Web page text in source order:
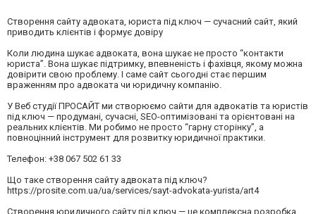
Створення сайту адвоката, юриста під ключ — сучасний сайт, який
приводить клієнтів і формує довіру
Коли людина шукає адвоката, вона шукає не просто “контакти
юриста”. Вона шукає підтримку, впевненість і фахівця, якому можна
довірити свою проблему. І саме сайт сьогодні стає першим
враженням про адвоката чи юридичну компанію.
У Веб студії ПРОСАЙТ ми створюємо сайти для адвокатів та юристів
під ключ — продумані, сучасні, SEO-оптимізовані та орієнтовані на
реальних клієнтів. Ми робимо не просто “гарну сторінку”, а
повноцінний інструмент для розвитку юридичної практики.
Телефон: +38 067 502 61 33
Що таке створення сайту адвоката під ключ?
https://prosite.com.ua/ua/services/sayt-advokata-yurista/art4
Створення юридичного сайту під ключ — це комплексна розробка